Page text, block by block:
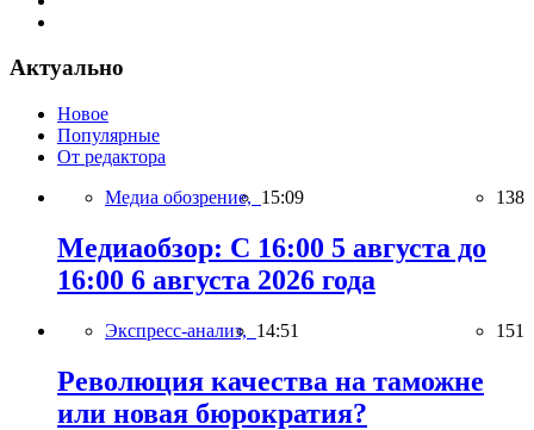
Актуально
Новое
Популярные
От редактора
Медиа обозрение, 15:09 138
Медиаобзор: С 16:00 5 августа до
16:00 6 августа 2026 года
Экспресс-анализ, 14:51 151
Революция качества на таможне
или новая бюрократия?